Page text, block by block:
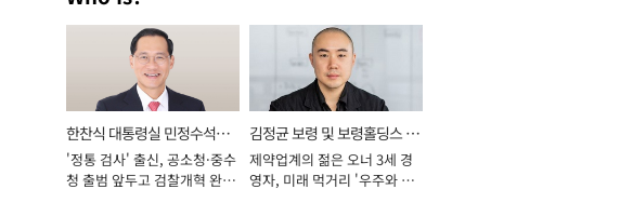
한찬식 대통령실 민정수석비
서관
'정통 검사' 출신, 공소청·중수
청 출범 앞두고 검찰개혁 완수
김정균 보령 및 보령홀딩스 대
표이사 사장
제약업계의 젊은 오너 3세 경
영자, 미래 먹거리 '우주와 헬